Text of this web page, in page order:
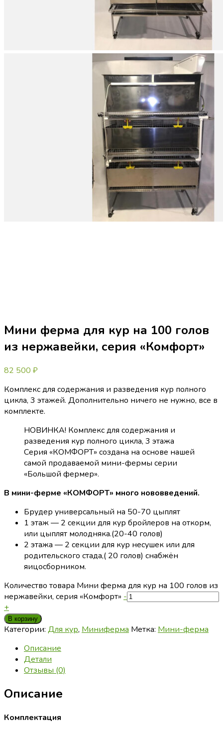
Мини ферма для кур на 100 голов
из нержавейки, серия «Комфорт»
82 500 ₽
Комплекс для содержания и разведения кур полного
цикла, 3 этажей. Дополнительно ничего не нужно, все в
комплекте.
НОВИНКА! Комплекс для содержания и
разведения кур полного цикла, 3 этажа
Серия «КОМФОРТ» создана на основе нашей
самой продаваемой мини-фермы серии
«Большой фермер».
В мини-ферме «КОМФОРТ» много нововведений.
Брудер универсальный на 50-70 цыплят
1 этаж — 2 секции для кур бройлеров на откорм,
или цыплят молодняка.(20-40 голов)
2 этажа — 2 секции для кур несушек или для
родительского стада,( 20 голов) снабжён
яицосборником.
Количество товара Мини ферма для кур на 100 голов из
нержавейки, серия «Комфорт» -
+
В корзину
Категории: Для кур, Миниферма Метка: Мини-ферма
Описание
Детали
Отзывы (0)
Описание
Комплектация